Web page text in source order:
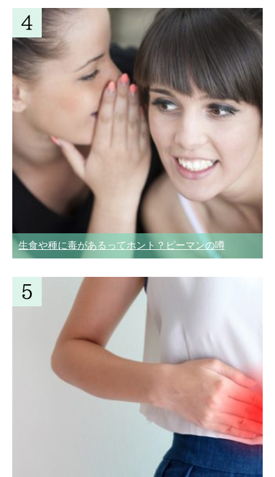
生食や種に毒があるってホント？ピーマンの噂